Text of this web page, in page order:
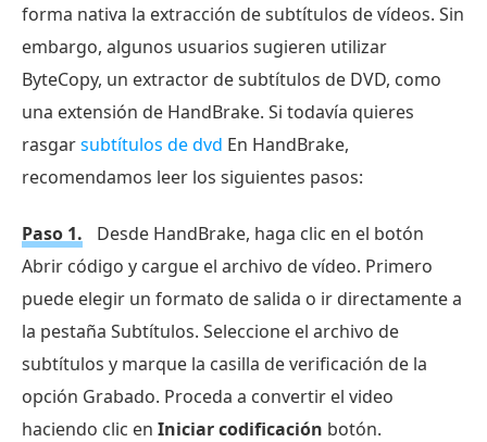
forma nativa la extracción de subtítulos de vídeos. Sin
embargo, algunos usuarios sugieren utilizar
ByteCopy, un extractor de subtítulos de DVD, como
una extensión de HandBrake. Si todavía quieres
rasgarsubtítulos de dvd En HandBrake,
recomendamos leer los siguientes pasos:
Paso 1.
Desde HandBrake, haga clic en el botón
Abrir código y cargue el archivo de vídeo. Primero
puede elegir un formato de salida o ir directamente a
la pestaña Subtítulos. Seleccione el archivo de
subtítulos y marque la casilla de verificación de la
opción Grabado. Proceda a convertir el video
haciendo clic en Iniciar codificación botón.